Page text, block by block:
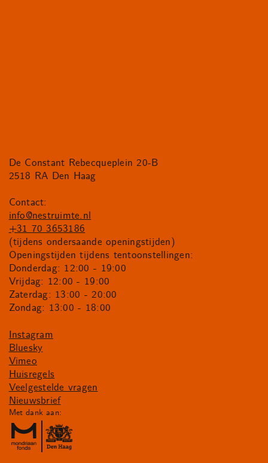
De Constant Rebecqueplein 20-B
2518 RA Den Haag
Contact:
info@nestruimte.nl
+31 70 3653186
(tijdens ondersaande openingstijden)
Openingstijden tijdens tentoonstellingen:
Donderdag: 12:00 - 19:00
Vrijdag: 12:00 - 19:00
Zaterdag: 13:00 - 20:00
Zondag: 13:00 - 18:00
Instagram
Bluesky
Vimeo
Huisregels
Veelgestelde vragen
Nieuwsbrief
Met dank aan: